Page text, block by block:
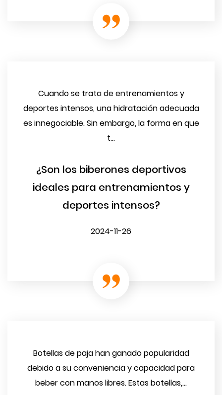
Cuando se trata de entrenamientos y
deportes intensos, una hidratación adecuada
es innegociable. Sin embargo, la forma en que
t...
¿Son los biberones deportivos
ideales para entrenamientos y
deportes intensos?
2024-11-26
Botellas de paja han ganado popularidad
debido a su conveniencia y capacidad para
beber con manos libres. Estas botellas,...